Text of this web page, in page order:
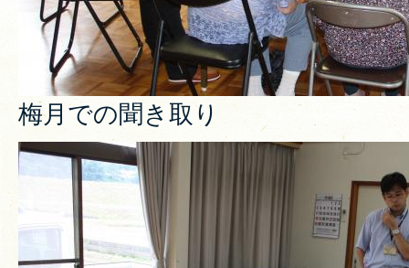
梅月での聞き取り